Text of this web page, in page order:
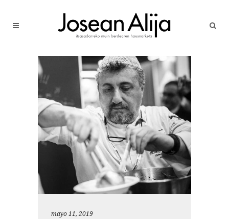
mayo 11, 2019